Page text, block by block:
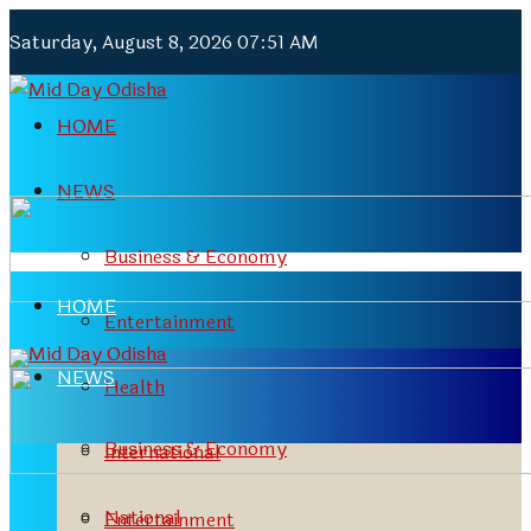
Saturday, August 8, 2026 07:51 AM
HOME
NEWS
Business & Economy
Entertainment
Health
International
National
HOME
NEWS
Business & Economy
Entertainment